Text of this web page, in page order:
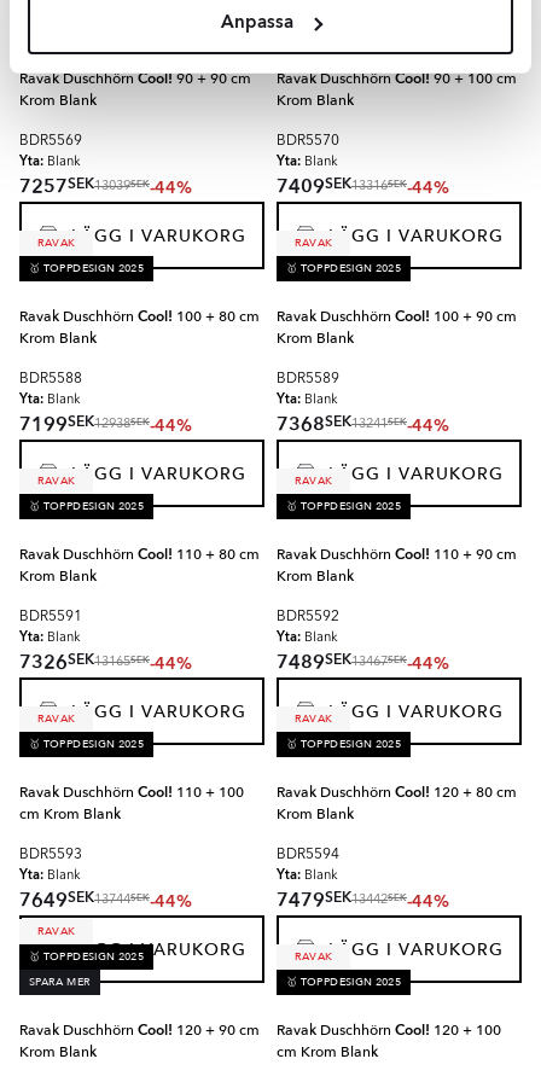
Anpassa
Ravak DuschhörnCool!90 + 90 cm
Krom Blank
BDR5569
Yta: Blank
7257SEK13039SEK-44%
LÄGG I VARUKORG
🥇 TOPPDESIGN 2025
Ravak DuschhörnCool!90 + 100 cm
Krom Blank
BDR5570
Yta: Blank
7409SEK13316SEK-44%
LÄGG I VARUKORG
RAVAK
🥇 TOPPDESIGN 2025
Ravak Duschhörn Cool! 100 + 80 cm
Krom Blank
BDR5588
Yta: Blank
7199SEK12938SEK-44%
LÄGG I VARUKORG
RAVAK
🥇 TOPPDESIGN 2025
Ravak Duschhörn Cool! 100 + 90 cm
Krom Blank
BDR5589
Yta: Blank
7368SEK13241SEK-44%
LÄGG I VARUKORG
RAVAK
🥇 TOPPDESIGN 2025
Ravak Duschhörn Cool! 110 + 80 cm
Krom Blank
BDR5591
Yta: Blank
7326SEK13165SEK-44%
LÄGG I VARUKORG
RAVAK
🥇 TOPPDESIGN 2025
Ravak Duschhörn Cool! 110 + 90 cm
Krom Blank
BDR5592
Yta: Blank
7489SEK13467SEK-44%
LÄGG I VARUKORG
RAVAK
🥇 TOPPDESIGN 2025
Ravak Duschhörn Cool! 110 + 100
cm Krom Blank
BDR5593
Yta: Blank
7649SEK13744SEK-44%
LÄGG I VARUKORG
RAVAK
🥇 TOPPDESIGN 2025
Ravak Duschhörn Cool! 120 + 80 cm
Krom Blank
BDR5594
Yta: Blank
7479SEK13442SEK-44%
LÄGG I VARUKORG
RAVAK
🥇 TOPPDESIGN 2025
SPARA MER
Ravak Duschhörn Cool! 120 + 90 cm
Krom Blank
RAVAK
🥇 TOPPDESIGN 2025
Ravak Duschhörn Cool! 120 + 100
cm Krom Blank